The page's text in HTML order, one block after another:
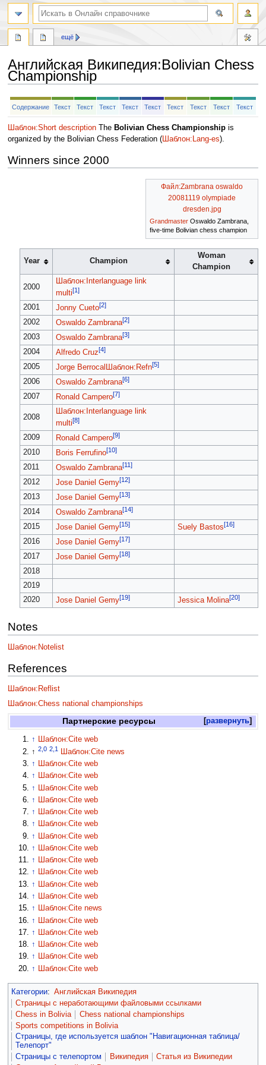
Английская Википедия:Bolivian Chess
Championship
Перейти
Перейти
Содержание Текст Текст Текст Текст Текст Текст Текст Текст Текст
Шаблон:Short descriptionThe Bolivian Chess Championshipis
organized by the Bolivian Chess Federation (Шаблон:Lang-es).
Winners since 2000
Файл:Zambrana oswaldo
20081119 olympiade
dresden.jpg
Grandmaster Oswaldo Zambrana,
five-time Bolivian chess champion
Year Champion
Woman
Champion
2000
Шаблон:Interlanguage link
multi[1]
2001 Jonny Cueto[2]
2002 Oswaldo Zambrana[2]
2003 Oswaldo Zambrana[3]
2004 Alfredo Cruz[4]
2005 Jorge Berrocal Шаблон:Refn[5]
2006 Oswaldo Zambrana[6]
2007 Ronald Campero[7]
2008
Шаблон:Interlanguage link
multi[8]
2009 Ronald Campero[9]
2010 Boris Ferrufino[10]
2011 Oswaldo Zambrana[11]
2012 Jose Daniel Gemy[12]
2013 Jose Daniel Gemy[13]
2014 Oswaldo Zambrana[14]
2015 Jose Daniel Gemy[15] Suely Bastos[16]
2016 Jose Daniel Gemy[17]
2017 Jose Daniel Gemy[18]
2018
2019
2020
Jose Daniel Gemy[19] Jessica Molina[20]
Notes
Шаблон:Notelist
References
Шаблон:Reflist
Шаблон:Chess national championships
развернуть
Партнерские ресурсы
↑
Шаблон:Cite web
↑2,0 2,1
Шаблон:Cite news
↑ Шаблон:Cite web
↑ Шаблон:Cite web
↑
Шаблон:Cite web
↑ Шаблон:Cite web
↑ Шаблон:Cite web
↑ Шаблон:Cite web
↑
Шаблон:Cite web
↑ Шаблон:Cite web
↑ Шаблон:Cite web
↑ Шаблон:Cite web
↑
Шаблон:Cite web
↑ Шаблон:Cite web
↑ Шаблон:Cite news
↑
Шаблон:Cite web
↑
Шаблон:Cite web
↑ Шаблон:Cite web
↑ Шаблон:Cite web
↑
Шаблон:Cite web
Категории: Английская Википедия
Страницы с неработающими файловыми ссылками
Chess in Bolivia
Chess national championships
Sports competitions in Bolivia
Страницы, где используется шаблон "Навигационная таблица/
Телепорт"
Страницы с телепортом
Википедия
Статья из Википедии
ещё